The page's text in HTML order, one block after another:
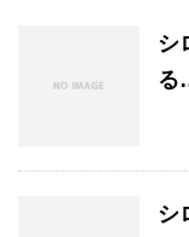
シ
る
シ